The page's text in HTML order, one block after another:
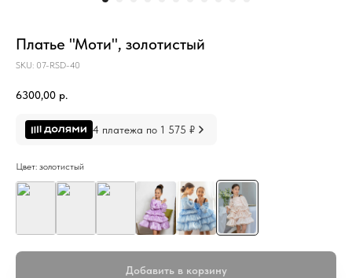
Платье "Моти", золотистый
SKU: 07-RSD-40
6300,00 р.
4 платежа по 1 575 ₽
Цвет: золотистый
Добавить в корзину